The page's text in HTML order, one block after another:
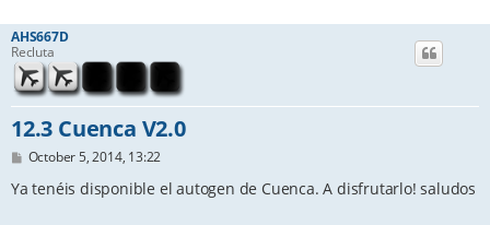
AHS667D
Recluta
12.3 Cuenca V2.0
P
s
October 5, 2014, 13:22
Ya tenéis disponible el autogen de Cuenca. A disfrutarlo! saludos